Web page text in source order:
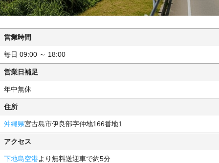
営業時間
毎日 09:00 ～ 18:00
営業日補足
年中無休
住所
沖縄県宮古島市伊良部字仲地166番地1
アクセス
下地島空港より無料送迎車で約5分